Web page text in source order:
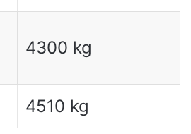
4300 kg
4510 kg